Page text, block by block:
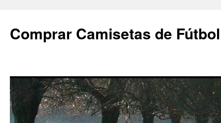
Comprar Camisetas de